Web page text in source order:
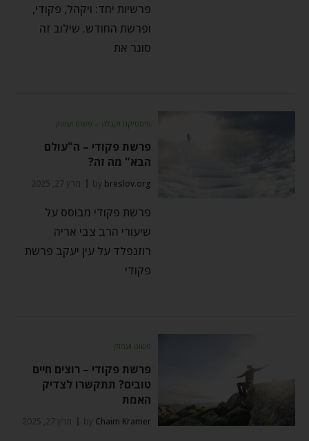
פרשיות יחד: ויקהל, פקודי,
ופרשת החודש. שילוב זה
סוגר את
מיסטיקה וקבלה ⬦ פשוט ועמוק
פרשת פקודי – ה"עולם
הבא" מה זה?
by breslov.org מרץ 27, 2025
פרשת פקודי מבוסס על
שיעורי הרב צבי אריה
רוזנפלד על עין יעקב פרשת
פקודי
פשוט ועמוק
פרשת פקודי – רוצים חיים
טובים? תתקשרו לצדיק
האמת
by Chaim Kramer מרץ 27, 2025